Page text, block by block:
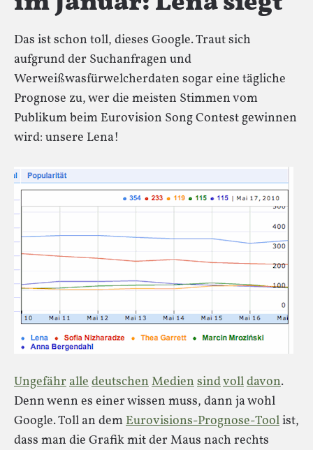
Das ist schon toll, dieses Google. Traut sich
aufgrund der Suchanfragen und
Werweißwasfürwelcherdaten sogar eine tägliche
Prognose zu, wer die meisten Stimmen vom
Publikum beim Eurovision Song Contest gewinnen
wird: unsere Lena!
UngefähralledeutschenMediensindvolldavon.
Denn wenn es einer wissen muss, dann ja wohl
Google. Toll an demEurovisions-Prognose-Toolist,
dass man die Grafik mit der Maus nach rechts